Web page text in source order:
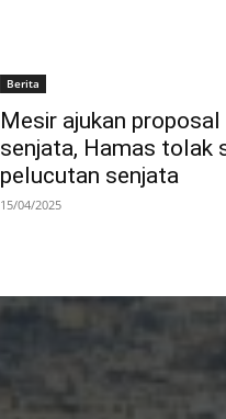
Berita
Mesir ajukan
senjata, Hamas tolak
pelucutan senjata
15/04/2025